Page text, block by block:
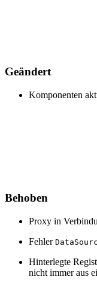
Geändert
Komponenten
Behoben
Proxy in
Fehler
Hinterlegte
nicht immer aus